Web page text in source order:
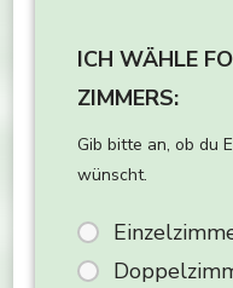
ICH WÄHLE
ZIMMERS:
Gib bitte an, ob du
wünscht.